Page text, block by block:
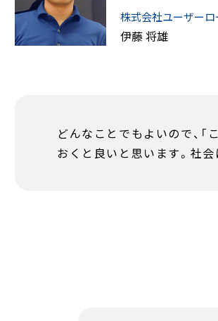
株式会社ユーザー
伊藤 将雄
どんなことでもよいので、
おくと良いと思います。社